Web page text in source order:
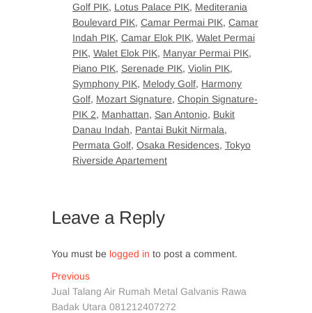
Golf PIK, Lotus Palace PIK, Mediterania
Boulevard PIK, Camar Permai PIK, Camar
Indah PIK, Camar Elok PIK, Walet Permai
PIK, Walet Elok PIK, Manyar Permai PIK,
Piano PIK, Serenade PIK, Violin PIK,
Symphony PIK, Melody Golf, Harmony
Golf, Mozart Signature, Chopin Signature-
PIK 2, Manhattan, San Antonio, Bukit
Danau Indah, Pantai Bukit Nirmala,
Permata Golf, Osaka Residences, Tokyo
Riverside Apartement
Leave a Reply
You must be logged in to post a comment.
Post
navigation
PreviousPrevious
post:
Jual Talang Air Rumah Metal Galvanis Rawa
Badak Utara 081212407272